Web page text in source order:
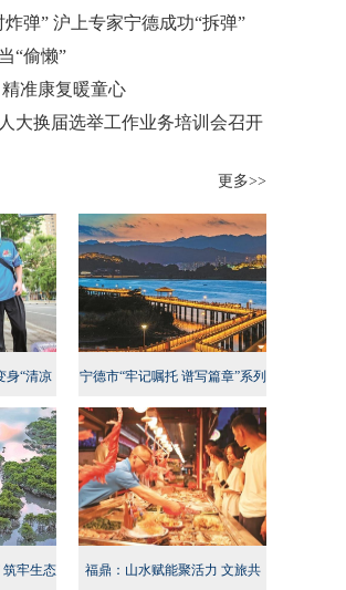
炸弹” 沪上专家宁德成功“拆弹”
“偷懒”
准康复暖童心
大换届选举工作业务培训会召开
更多>>
身“清凉
宁德市“牢记嘱托 谱写篇章”系列
新闻发布会民生专项行动专场召
开
筑牢生态
福鼎：山水赋能聚活力 文旅共